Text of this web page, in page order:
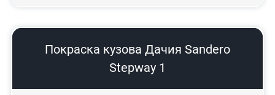
Покраска кузова Дачия Sandero
Stepway 1